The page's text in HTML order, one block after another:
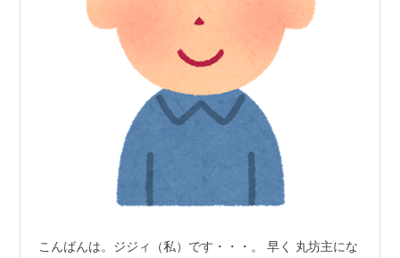
こんばんは。ジジィ（私）です・・・。 早く 丸坊主にな